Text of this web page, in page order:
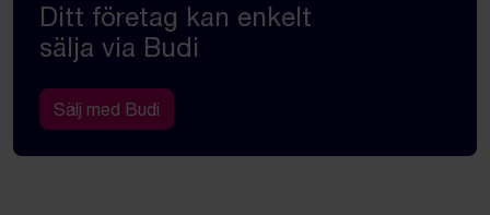
Ditt företag kan enkelt
sälja via Budi
Sälj med Budi